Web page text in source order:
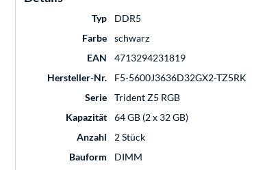
Typ
DDR5
Farbe
schwarz
EAN
4713294231819
Hersteller-Nr.
F5-5600J3636D32GX2-TZ5RK
Serie
Trident Z5 RGB
Kapazität
64 GB (2 x 32 GB)
Anzahl
2 Stück
Bauform
DIMM